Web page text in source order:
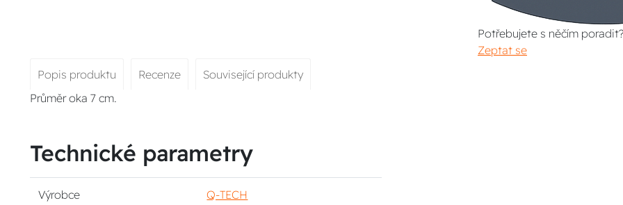
Potřebujete s něčím poradit?
Zeptat se
Popis produktu
Recenze
Související produkty
Průměr oka 7 cm.
Technické parametry
Výrobce Q-TECH